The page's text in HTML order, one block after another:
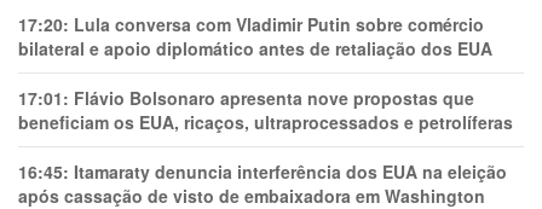
17:20: Lula conversa com Vladimir Putin sobre comércio
bilateral e apoio diplomático antes de retaliação dos EUA
17:01: Flávio Bolsonaro apresenta nove propostas que
beneficiam os EUA, ricaços, ultraprocessados e petrolíferas
16:45: Itamaraty denuncia interferência dos EUA na eleição
após cassação de visto de embaixadora em Washington